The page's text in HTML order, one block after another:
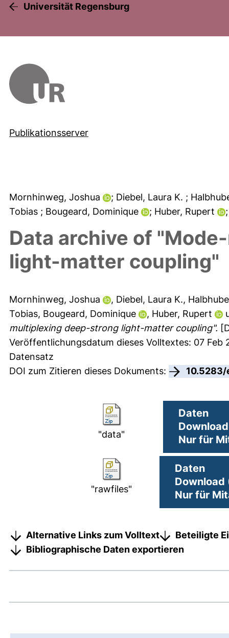
Universität Regensburg
Publikationsserver
Mornhinweg, Joshua ; Diebel, Laura K. ;
Tobias ; Bougeard, Dominique ; Huber, Rupert
Data archive of
light-matter coupling"
Mornhinweg, Joshua , Diebel, Laura K.,
Tobias, Bougeard, Dominique , Huber, Rupert
multiplexing deep-strong light-matter coupling".
Veröffentlichungsdatum dieses Volltextes: 07 Feb
Datensatz
DOI zum Zitieren dieses Dokuments:
"data"
Daten
Nur für
"rawfiles"
Daten
Download
Nur für
Alternative Links zum Volltext
Beteiligte
Bibliographische Daten exportieren